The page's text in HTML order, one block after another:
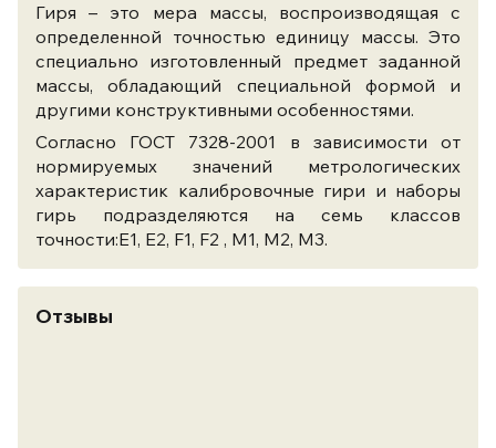
Гиря – это мера массы, воспроизводящая с
определенной точностью единицу массы. Это
специально изготовленный предмет заданной
массы, обладающий специальной формой и
другими конструктивными особенностями.
Согласно ГОСТ 7328-2001 в зависимости от
нормируемых значений метрологических
характеристик калибровочные гири и наборы
гирь подразделяются на семь классов
точности:Е1, Е2, F1, F2 , M1, M2, M3.
Отзывы